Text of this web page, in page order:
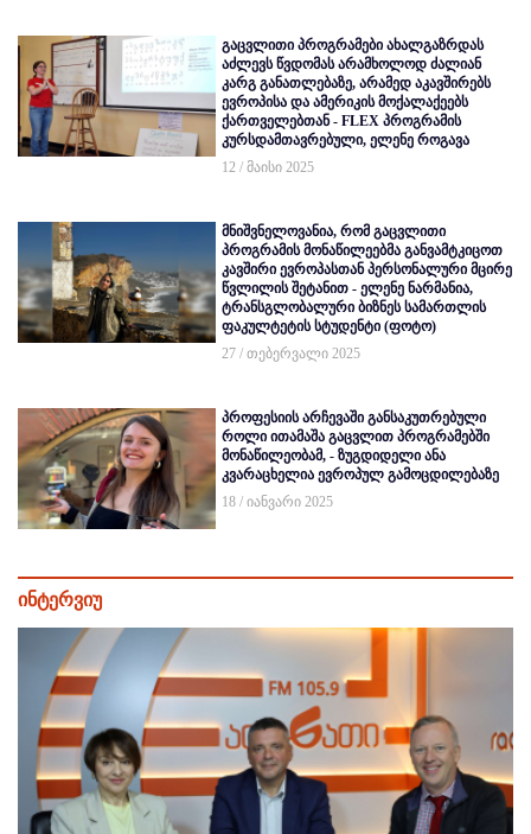
გაცვლითი პროგრამები ახალგაზრდას
აძლევს წვდომას არამხოლოდ ძალიან
კარგ განათლებაზე, არამედ აკავშირებს
ევროპისა და ამერიკის მოქალაქეებს
ქართველებთან - FLEX პროგრამის
კურსდამთავრებული, ელენე როგავა
12 / მაისი 2025
მნიშვნელოვანია, რომ გაცვლითი
პროგრამის მონაწილეებმა განვამტკიცოთ
კავშირი ევროპასთან პერსონალური მცირე
წვლილის შეტანით - ელენე ნარმანია,
ტრანსგლობალური ბიზნეს სამართლის
ფაკულტეტის სტუდენტი (ფოტო)
27 / თებერვალი 2025
პროფესიის არჩევაში განსაკუთრებული
როლი ითამაშა გაცვლით პროგრამებში
მონაწილეობამ, - ზუგდიდელი ანა
კვარაცხელია ევროპულ გამოცდილებაზე
18 / იანვარი 2025
ინტერვიუ